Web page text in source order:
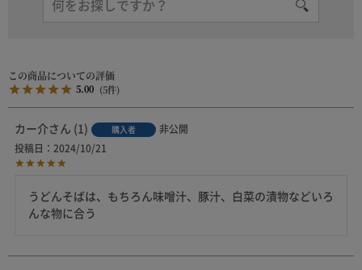
5.00 5
カー介 1 購入者
非公開
投稿日
2024/10/21
うどんそばは、もちろん味噌汁、豚汁、白菜の漬物などいろ
んな物に合う